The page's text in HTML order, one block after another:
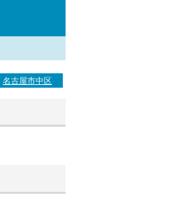
名古屋市中区